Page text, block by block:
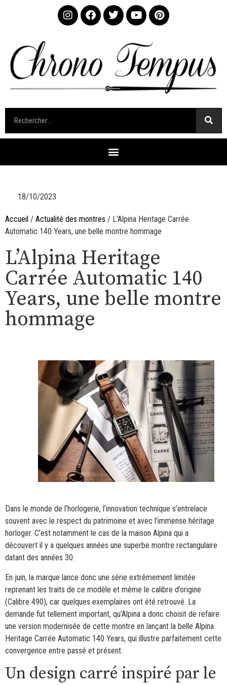
18/10/2023
Accueil / Actualité des montres / L’Alpina Heritage Carrée
Automatic 140 Years, une belle montre hommage
L’Alpina Heritage
Carrée Automatic 140
Years, une belle montre
hommage
Dans le monde de l’horlogerie, l’innovation technique s’entrelace
souvent avec le respect du patrimoine et avec l’immense héritage
horloger. C’est notamment le cas de la maison Alpina qui a
découvert il y a quelques années une superbe montre rectangulaire
datant des années 30.
En juin, la marque lance donc une série extrêmement limitée
reprenant les traits de ce modèle et même le calibre d’origine
(Calibre 490), car quelques exemplaires ont été retrouvé. La
demande fut tellement important, qu’Alpina a donc choisit de refaire
une version modernisée de cette montre en lançant la belle Alpina
Heritage Carrée Automatic 140 Years, qui illustre parfaitement cette
convergence entre passé et présent.
Un design carré inspiré par le